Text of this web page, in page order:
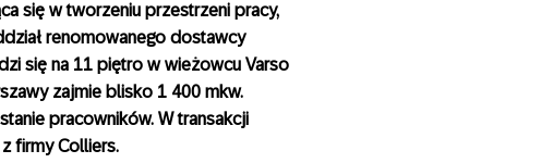
się w tworzeniu przestrzeni pracy,
renomowanego dostawcy
się na 11 piętro w wieżowcu Varso
zajmie blisko 1 400 mkw.
pracowników. W transakcji
firmy Colliers.